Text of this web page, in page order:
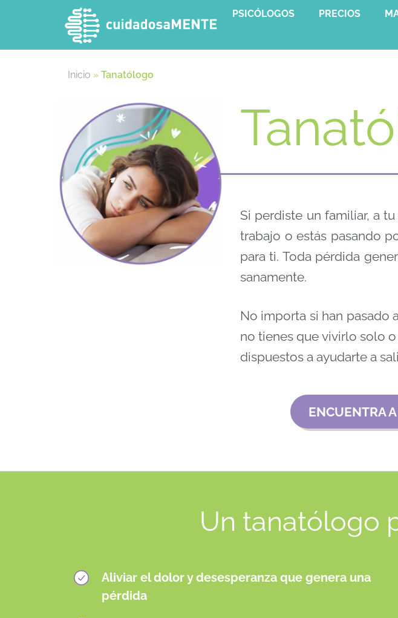
PSICÓLOGOS PRECIOS
Inicio » Tanatólogo
Si perdiste un familiar, a
trabajo o estás pasando
para ti. Toda pérdida
sanamente.
No importa si han pasado
no tienes que vivirlo solo
dispuestos a ayudarte a
ENCUENTRA
Un tanatólogo
Aliviar el dolor y desesperanza que genera una
pérdida